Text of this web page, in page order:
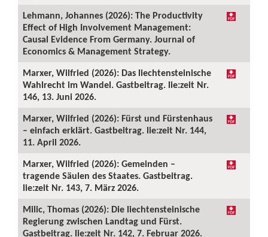
Lehmann, Johannes (2026): The Productivity
Effect of High Involvement Management:
Causal Evidence From Germany. Journal of
Economics & Management Strategy.
Marxer, Wilfried (2026): Das liechtensteinische
Wahlrecht im Wandel. Gastbeitrag. lie:zeit Nr.
146, 13. Juni 2026.
Marxer, Wilfried (2026): Fürst und Fürstenhaus
– einfach erklärt. Gastbeitrag. lie:zeit Nr. 144,
11. April 2026.
Marxer, Wilfried (2026): Gemeinden –
tragende Säulen des Staates. Gastbeitrag.
lie:zeit Nr. 143, 7. März 2026.
Milic, Thomas (2026): Die liechtensteinische
Regierung zwischen Landtag und Fürst.
Gastbeitrag. lie:zeit Nr. 142, 7. Februar 2026.